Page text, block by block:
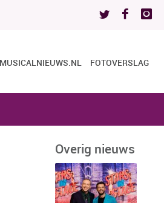
MUSICALNIEUWS.NL FOTOVERSLAG
Overig nieuws